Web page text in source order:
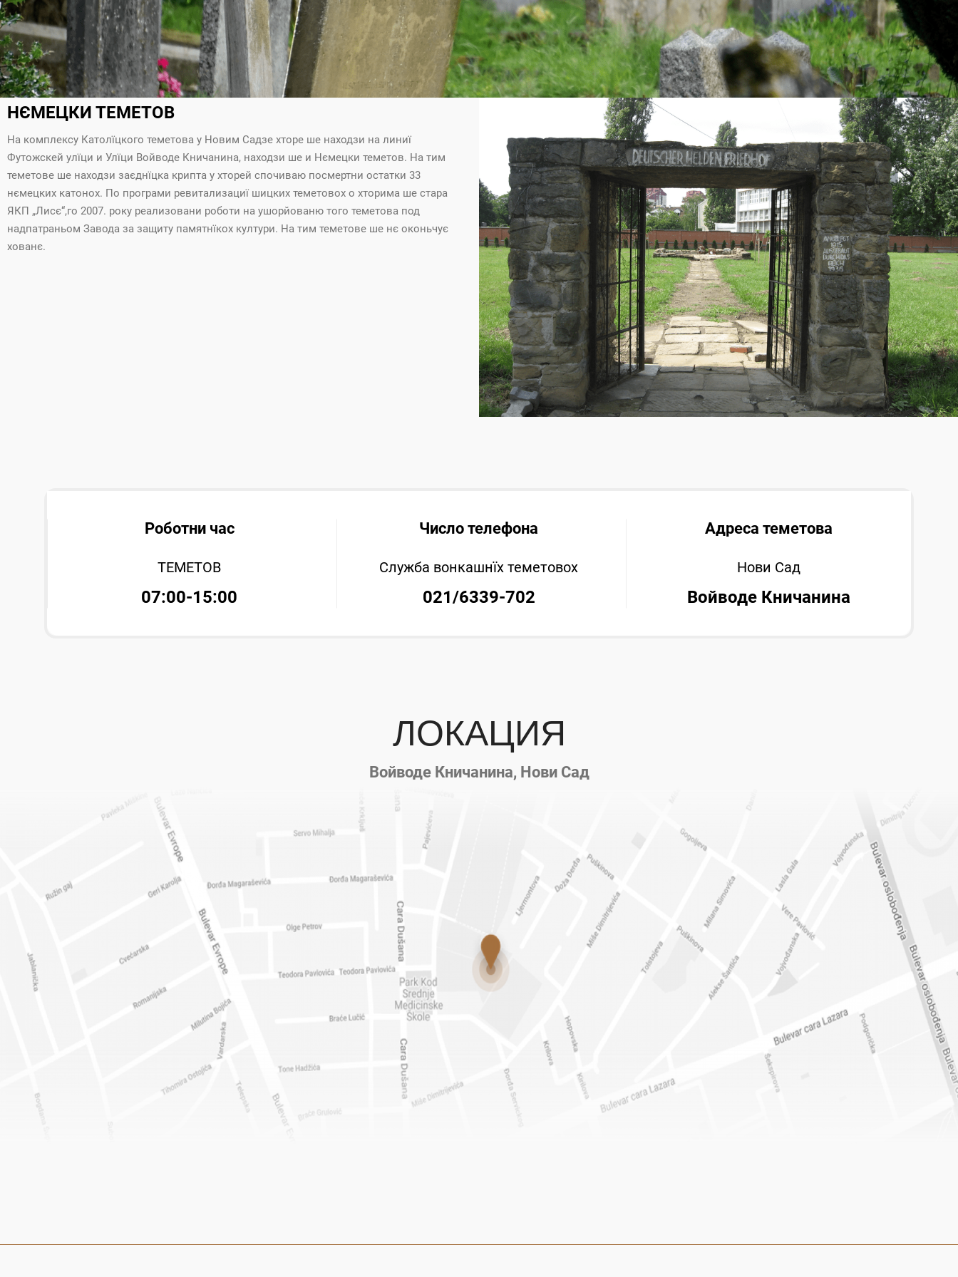
НЄМЕЦКИ ТЕМЕТОВ
На комплексу Католїцкого теметова у Новим Садзе хторе ше находзи на линиї
Футожскей улїци и Улїци Войводе Кничанина, находзи ше и Нємецки теметов. На тим
теметове ше находзи заєднїцка крипта у хторей спочиваю посмертни остатки 33
нємецких катонох. По програми ревитализациї шицких теметовох о хторима ше стара
ЯКП „Лисє“,го 2007. року реализовани роботи на ушорйованю того теметова под
надпатраньом Завода за защиту памятнїкох култури. На тим теметове ше нє оконьчує
хованє.
Роботни час
ТЕМЕТОВ
07:00-15:00
Число телефона
Служба вонкашнїх теметовох
021/6339-702
Адреса теметова
Нови Сад
Войводе Кничанина
ЛОКАЦИЯ
Войводе Кничанина, Нови Сад